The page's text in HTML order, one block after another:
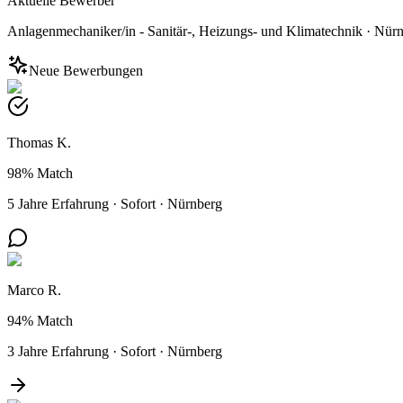
Anlagenmechaniker/in - Sanitär-, Heizungs- und Klimatechnik ·
Neue Bewerbungen
Thomas K.
98% Match
5 Jahre Erfahrung · Sofort · Nürnberg
Marco R.
94% Match
3 Jahre Erfahrung · Sofort · Nürnberg